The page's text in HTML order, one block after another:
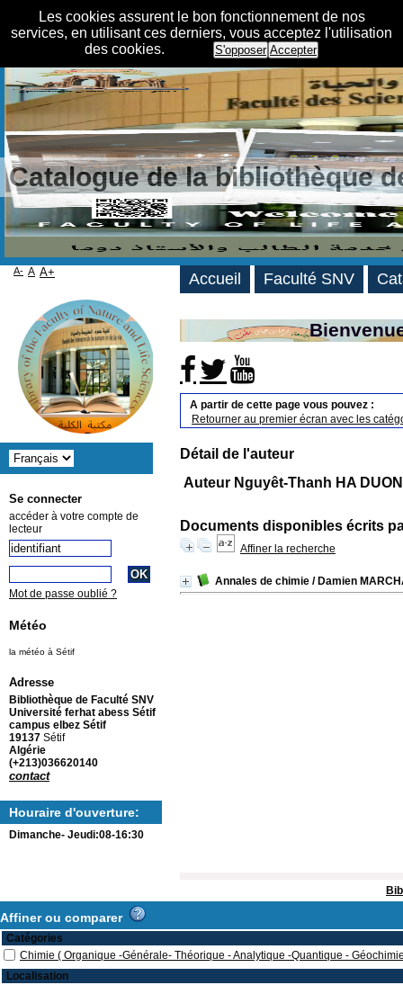
Les cookies assurent le bon fonctionnement de nos
services, en utilisant ces derniers, vous acceptez l'utilisation
des cookies.
S'opposer Accepter
Catalogue de la bibliothèque
A partir de cette page vous pouvez :
Retourner au premier écran avec les
Détail de l'auteur
Auteur Nguyêt-Thanh HA
Documents disponibles écrits
Affiner la recherche
Annales de chimie / Damien
Accueil Faculté SNV
A- A A+
Se connecter
accéder à votre compte de
lecteur
Mot de passe oublié ?
Météo
la météo à Sétif
Adresse
Bibliothèque de Faculté SNV
Université ferhat abess Sétif
campus elbez Sétif
19137 Sétif
Algérie
(+213)036620140
contact
Houraire d'ouverture:
Dimanche- Jeudi:08-16:30
Affiner ou comparer
Catégories
Chimie ( Organique -Générale- Théorique - Analytique -Quantique -
Localisation